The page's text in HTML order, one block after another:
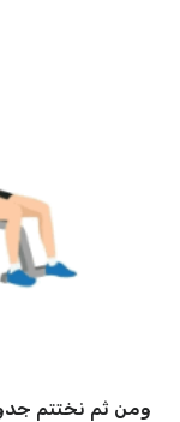
ومن ثم نختتم